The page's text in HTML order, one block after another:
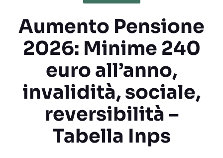
Aumento Pensione
2026: Minime 240
euro all’anno,
invalidità, sociale,
reversibilità –
Tabella Inps